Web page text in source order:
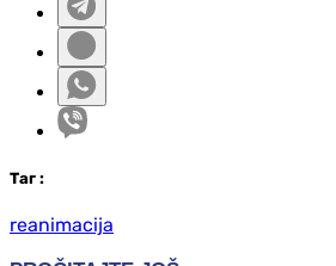
Таг :
reanimacija